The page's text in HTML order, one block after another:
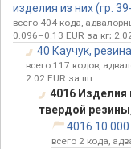
изделия из них (гр.
всего 404 кода,
0.096–0.13 EUR за кг;
40 Каучук,
всего 117 кодов,
2.02 EUR за шт
4016 Изделия
твердой
4016 10
всего 2 кода,